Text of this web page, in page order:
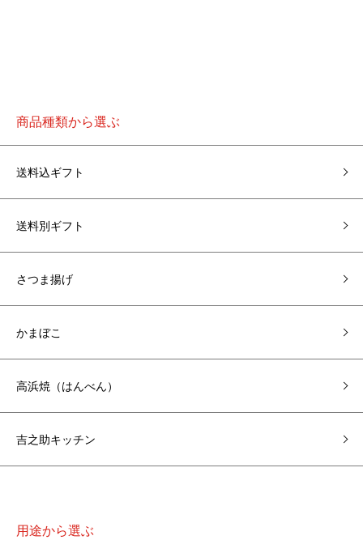
商品種類から選ぶ
送料込ギフト
送料別ギフト
さつま揚げ
かまぼこ
高浜焼（はんべん）
吉之助キッチン
用途から選ぶ